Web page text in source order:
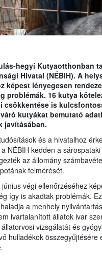
hegyi Kutyaotthonban
Hivatal (NÉBIH). A
képest lényegesen
problémák. 16 kutya
csökkentése is
kutyákat bemutató
javításában.
és a hivatalhoz
NÉBIH kedden a
az állomány
felmérését.
végi ellenőrzéséhez
így is akadtak problémák.
a menhely
ivartalanított állatok ivar
vizsgálatát és
hulladékok